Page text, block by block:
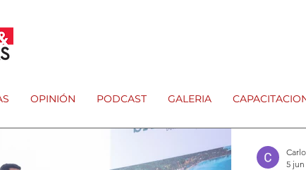
OPINIÓN PODCAST GALERIA
5 jun